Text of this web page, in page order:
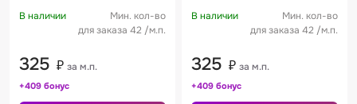
В наличии
Мин. кол-во
для заказа 42 /м.п.
325 ₽ за м.п.
+409 бонус
В наличии
Мин. кол-во
для заказа 42 /м.п.
325 ₽ за м.п.
+409 бонус